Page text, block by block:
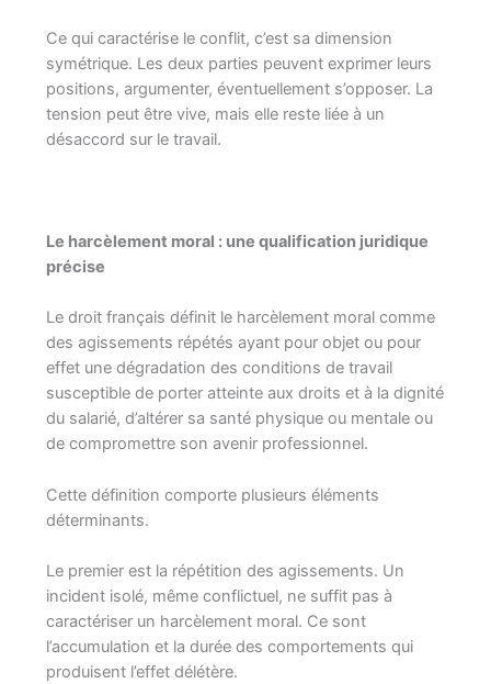
Ce qui caractérise le conflit, c’est sa dimension
symétrique. Les deux parties peuvent exprimer leurs
positions, argumenter, éventuellement s’opposer. La
tension peut être vive, mais elle reste liée à un
désaccord sur le travail.
Le harcèlement moral : une qualification juridique
précise
Le droit français définit le harcèlement moral comme
des agissements répétés ayant pour objet ou pour
effet une dégradation des conditions de travail
susceptible de porter atteinte aux droits et à la dignité
du salarié, d’altérer sa santé physique ou mentale ou
de compromettre son avenir professionnel.
Cette définition comporte plusieurs éléments
déterminants.
Le premier est la répétition des agissements. Un
incident isolé, même conflictuel, ne suffit pas à
caractériser un harcèlement moral. Ce sont
l’accumulation et la durée des comportements qui
produisent l’effet délétère.